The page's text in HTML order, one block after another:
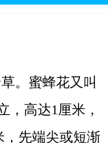
。蜜蜂花又叫
，高达1厘米，
，先端尖或短渐